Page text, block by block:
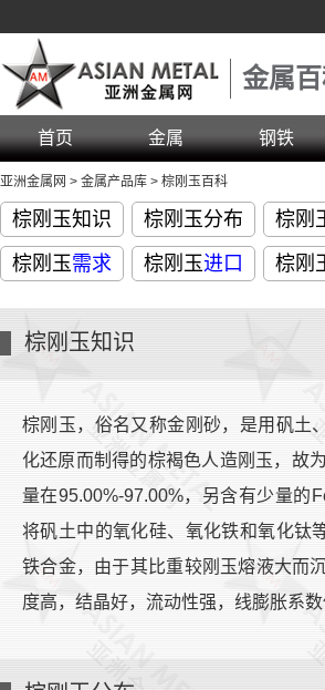
金属
首页 金属 钢铁
亚洲金属网 > 金属产品库 > 棕刚玉百科
棕刚玉知识 棕刚玉分布 棕刚
棕刚玉需求 棕刚玉进口 棕刚
棕刚玉知识
棕刚玉，俗名又称金刚砂，是用矾土
化还原而制得的棕褐色人造刚玉，故
量在95.00%-97.00%，另含有少量的
将矾土中的氧化硅、氧化铁和氧化钛
铁合金，由于其比重较刚玉熔液大而
度高，结晶好，流动性强，线膨胀系数